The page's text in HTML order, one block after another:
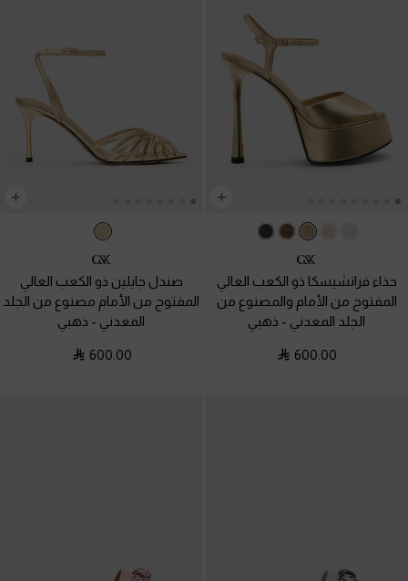
حذاء فرانشيسكا ذو الكعب العالي
المفتوح من الأمام والمصنوع من
الجلد المعدني - ذهبي
600.00
صندل جايلين ذو الكعب العالي
المفتوح من الأمام مصنوع من الجلد
المعدني - ذهبي
600.00